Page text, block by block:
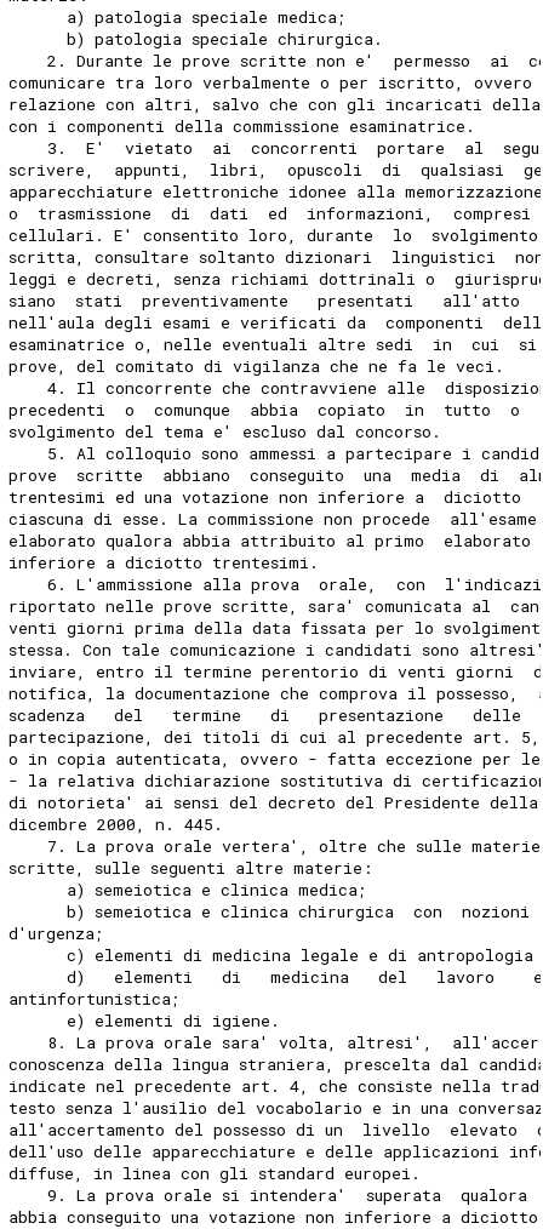
      a) patologia speciale medica;
      b) patologia speciale chirurgica.
2. Durante le prove scritte non e'  permesso  ai
comunicare tra loro verbalmente o per iscritto,
relazione con altri, salvo che con gli incaricati
con i componenti della commissione esaminatrice.
3.  E'  vietato  ai  concorrenti  portare  al
scrivere,  appunti,  libri,  opuscoli  di  qualsiasi
apparecchiature elettroniche idonee alla
o  trasmissione  di  dati  ed  informazioni,
cellulari. E' consentito loro, durante  lo
scritta, consultare soltanto dizionari  linguistici
leggi e decreti, senza richiami dottrinali o
siano  stati  preventivamente   presentati   all'atto
nell'aula degli esami e verificati da  componenti  della
esaminatrice o, nelle eventuali altre sedi  in  cui  si
prove, del comitato di vigilanza che ne fa le veci.
4. Il concorrente che contravviene alle
precedenti  o  comunque  abbia  copiato  in  tutto
svolgimento del tema e' escluso dal concorso.
5. Al colloquio sono ammessi a partecipare i
prove  scritte  abbiano  conseguito  una  media  di
trentesimi ed una votazione non inferiore a  diciotto
ciascuna di esse. La commissione non procede
elaborato qualora abbia attribuito al primo  elaborato
inferiore a diciotto trentesimi.
6. L'ammissione alla prova  orale,  con
riportato nelle prove scritte, sara' comunicata al
venti giorni prima della data fissata per lo
stessa. Con tale comunicazione i candidati sono
inviare, entro il termine perentorio di venti giorni
notifica, la documentazione che comprova il
scadenza   del   termine   di   presentazione   delle
partecipazione, dei titoli di cui al precedente art.
o in copia autenticata, ovvero - fatta eccezione per
- la relativa dichiarazione sostitutiva di
di notorieta' ai sensi del decreto del Presidente della
dicembre 2000, n. 445.
7. La prova orale vertera', oltre che sulle
scritte, sulle seguenti altre materie:
      a) semeiotica e clinica medica;
b) semeiotica e clinica chirurgica  con  nozioni
d'urgenza;
c) elementi di medicina legale e di
d)   elementi   di   medicina   del   lavoro
antinfortunistica;
      e) elementi di igiene.
8. La prova orale sara' volta, altresi',
conoscenza della lingua straniera, prescelta dal
indicate nel precedente art. 4, che consiste nella
testo senza l'ausilio del vocabolario e in una
all'accertamento del possesso di un  livello  elevato
dell'uso delle apparecchiature e delle applicazioni
diffuse, in linea con gli standard europei.
9. La prova orale si intendera'  superata  qualora
abbia conseguito una votazione non inferiore a